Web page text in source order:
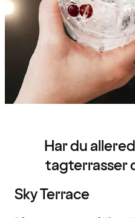
Har du
tagterrasser
Sky Terrace